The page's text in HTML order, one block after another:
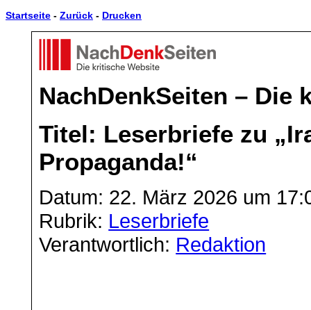
Startseite - Zurück - Drucken
NachDenkSeiten – Die
Titel: Leserbriefe zu
Propaganda!“
Datum: 22. März 2026 um
Rubrik: Leserbriefe
Verantwortlich: Redaktion